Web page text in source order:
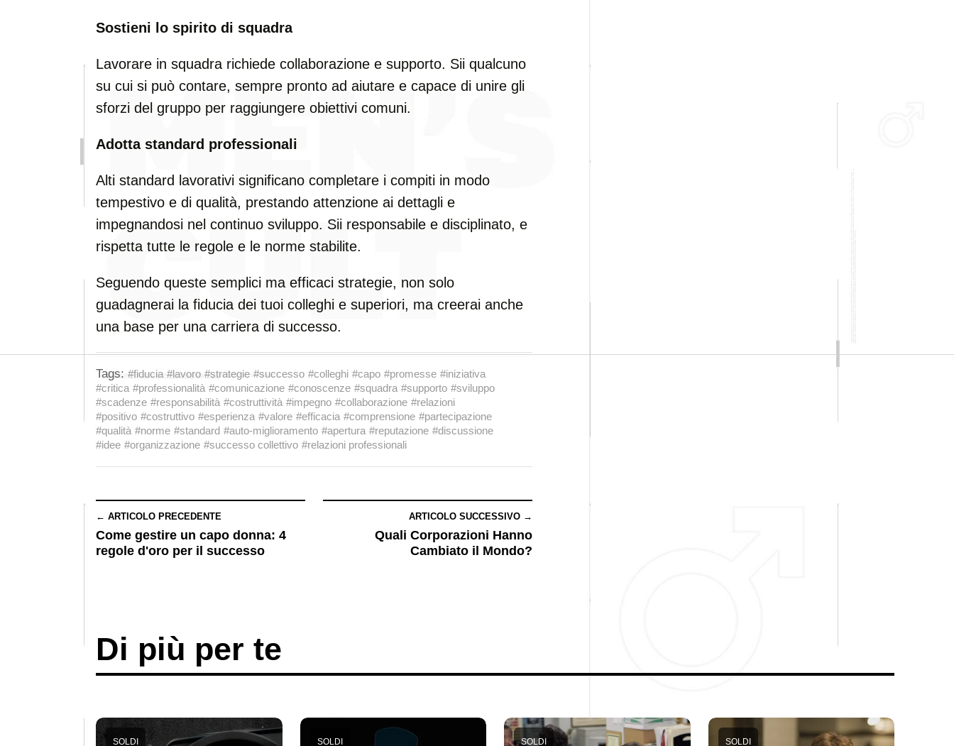
Sostieni lo spirito di squadra
Lavorare in squadra richiede collaborazione e supporto. Sii qualcuno
su cui si può contare, sempre pronto ad aiutare e capace di unire gli
sforzi del gruppo per raggiungere obiettivi comuni.
Adotta standard professionali
Alti standard lavorativi significano completare i compiti in modo
tempestivo e di qualità, prestando attenzione ai dettagli e
impegnandosi nel continuo sviluppo. Sii responsabile e disciplinato, e
rispetta tutte le regole e le norme stabilite.
Seguendo queste semplici ma efficaci strategie, non solo
guadagnerai la fiducia dei tuoi colleghi e superiori, ma creerai anche
una base per una carriera di successo.
Tags: #fiducia #lavoro #strategie #successo #colleghi #capo #promesse #iniziativa
#critica #professionalità #comunicazione #conoscenze #squadra #supporto #sviluppo
#scadenze #responsabilità #costruttività #impegno #collaborazione #relazioni
#positivo #costruttivo #esperienza #valore #efficacia #comprensione #partecipazione
#qualità #norme #standard #auto-miglioramento #apertura #reputazione #discussione
#idee #organizzazione #successo collettivo #relazioni professionali
← ARTICOLO PRECEDENTE
Come gestire un capo donna: 4
regole d'oro per il successo
ARTICOLO SUCCESSIVO →
Quali Corporazioni Hanno
Cambiato il Mondo?
Di più per te
SOLDI SOLDI SOLDI SOLDI